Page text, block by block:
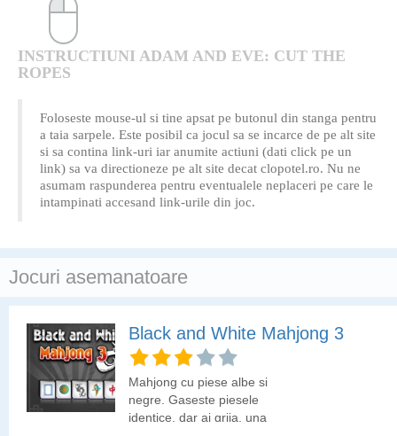
INSTRUCTIUNI ADAM AND EVE: CUT THE
ROPES
Foloseste mouse-ul si tine apsat pe butonul din stanga pentru
a taia sarpele. Este posibil ca jocul sa se incarce de pe alt site
si sa contina link-uri iar anumite actiuni (dati click pe un
link) sa va directioneze pe alt site decat clopotel.ro. Nu ne
asumam raspunderea pentru eventualele neplaceri pe care le
intampinati accesand link-urile din joc.
Jocuri asemanatoare
Black and White Mahjong 3
Mahjong cu piese albe si
negre. Gaseste piesele
identice, dar ai grija, una